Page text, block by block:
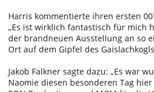
Harris kommentierte ihren ersten
„Es ist wirklich fantastisch für mich
der brandneuen Ausstellung an so
Ort auf dem Gipfel des
Jakob Falkner sagte dazu: „Es war
Naomie diesen besonderen Tag